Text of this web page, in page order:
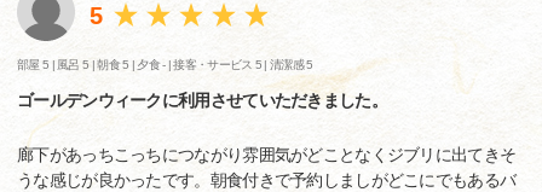
5
部屋 5 | 風呂 5 |朝食 5 | 夕食 - |接客・サービス 5 |清潔感 5
ゴールデンウィークに利用させていただきました。
廊下があっちこっちにつながり雰囲気がどことなくジブリに出てきそ
うな感じが良かったです。朝食付きで予約しましがどこにでもあるバ